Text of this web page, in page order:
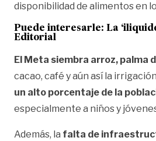
disponibilidad de alimentos en
Puede interesarle: La
Editorial
El Meta siembra arroz, palma
cacao, café y aún así la
un alto porcentaje de la
especialmente a niños y
Además, la falta de